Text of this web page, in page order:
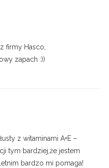
firmy Hasco,
zapach :))
z witaminami A+E –
tym bardziej,że jestem
bardzo mi pomaga!